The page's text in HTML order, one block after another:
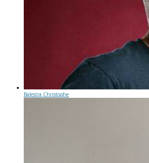
Balestra Christophe